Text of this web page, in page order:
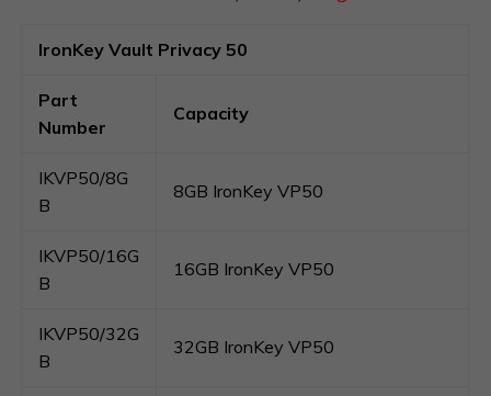
IronKey Vault Privacy 50
Part
Number
Capacity
IKVP50/8G
B
8GB IronKey VP50
IKVP50/16G
B
16GB IronKey VP50
IKVP50/32G
B
32GB IronKey VP50